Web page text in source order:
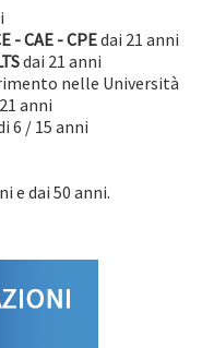
- CAE - CPEdai 21 anni
dai 21 anni
nelle Università
anni
6 / 15 anni
e dai 50 anni.